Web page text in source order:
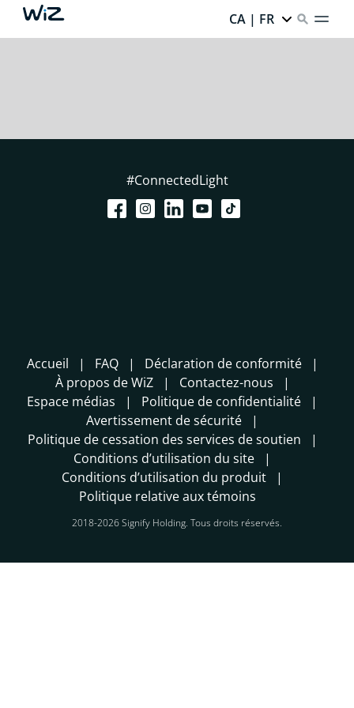
CA | FR
#ConnectedLight
Accueil FAQ
Déclaration de conformité
À propos de WiZ
Contactez-nous
Espace médias
Politique de confidentialité
Avertissement de sécurité
Politique de cessation des services de soutien
Conditions d’utilisation du site
Conditions d’utilisation du produit
Politique relative aux témoins
2018-2026 Signify Holding. Tous droits réservés.